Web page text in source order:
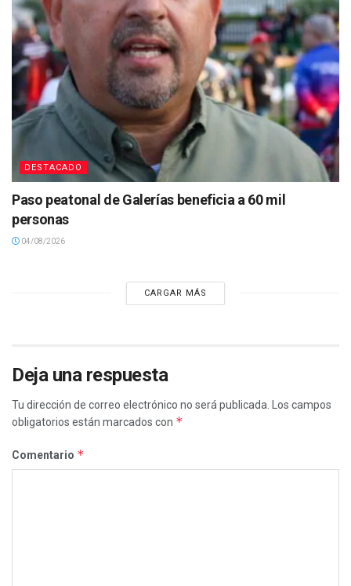
DESTACADO
Paso peatonal de Galerías beneficia a 60 mil
personas
04/08/2026
CARGAR MÁS
Deja una respuesta
Tu dirección de correo electrónico no será publicada.
Los campos
obligatorios están marcados con *
Comentario *